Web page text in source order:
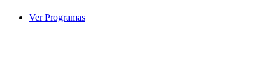
Ver Programas